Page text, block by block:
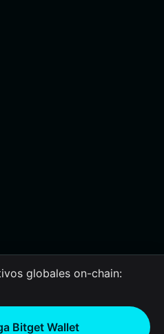
globales on-chain:
Bitget Wallet